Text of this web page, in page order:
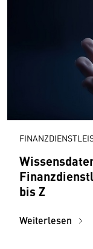
bis Z
Weiterlesen